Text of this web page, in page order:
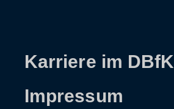
Karriere im DBfK
Impressum